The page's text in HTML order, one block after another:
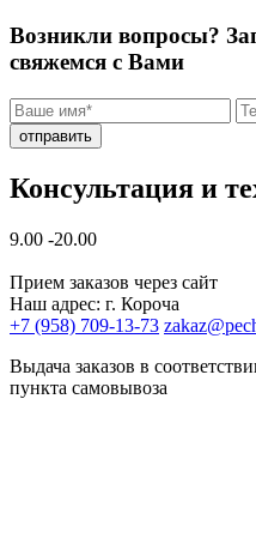
Возникли вопросы?
свяжемся с Вами
отправить
Консультация и
9.00 -20.00
Прием заказов через сайт
Наш адрес: г. Короча
+7 (958) 709-13-73
Выдача заказов в
пункта самовывоза